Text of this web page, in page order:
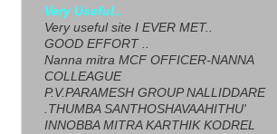
Very Useful..
Very useful site I EVER MET..
GOOD EFFORT ..
Nanna mitra MCF OFFICER-NANNA
COLLEAGUE
P.V.PARAMESH GROUP NALLIDDARE
.THUMBA SANTHOSHAVAAHITHU'
INNOBBA MITRA KARTHIK KODREL